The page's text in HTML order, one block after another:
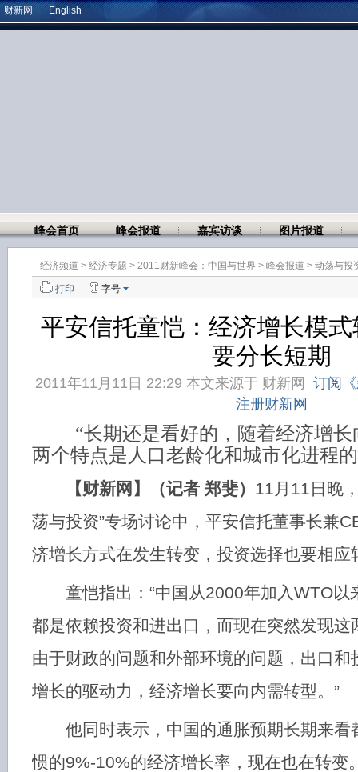
财新网 English
峰会首页 峰会报道 嘉宾访谈 图片报道
经济频道 > 经济专题 > 2011财新峰会：中国与世界 > 峰会报道 > 动荡与投
打印 字号
平安信托童恺：经济增长模
要分长短期
2011年11月11日 22:29 本文来源于 财新网
订阅
注册财新网
“长期还是看好的，随着经济增长
两个特点是人口老龄化和城市化进程
【财新网】（记者 郑斐） 11月11日晚
荡与投资”专场讨论中，平安信托董事长兼
济增长方式在发生转变，投资选择也要相应
童恺指出：“中国从2000年加入WTO以
都是依赖投资和进出口，而现在突然发现这
由于财政的问题和外部环境的问题，出口和
增长的驱动力，经济增长要向内需转型。”
他同时表示，中国的通胀预期长期来看
惯的9%-10%的经济增长率，现在也在转变